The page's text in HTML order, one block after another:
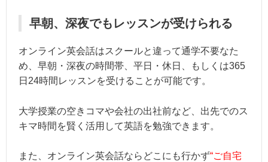
早朝、深夜でもレッスンが受けられる
オンライン英会話はスクールと違って通学不要なた
め、早朝・深夜の時間帯、平日・休日、もしくは365
日24時間レッスンを受けることが可能です。
大学授業の空きコマや会社の出社前など、出先でのス
キマ時間を賢く活用して英語を勉強できます。
また、オンライン英会話ならどこにも行かず“ご自宅